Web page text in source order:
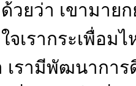
ด้วยว่า เขามาย
จเรากระเพื่อ
เรามีพัฒนาการ